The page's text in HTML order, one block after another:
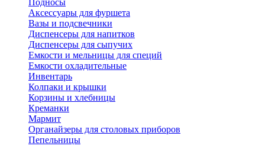
Аксессуары для фуршета
Вазы и подсвечники
Диспенсеры для напитков
Диспенсеры для сыпучих
Емкости и мельницы для специй
Емкости охладительные
Инвентарь
Колпаки и крышки
Корзины и хлебницы
Креманки
Мармит
Органайзеры для столовых приборов
Пепельницы